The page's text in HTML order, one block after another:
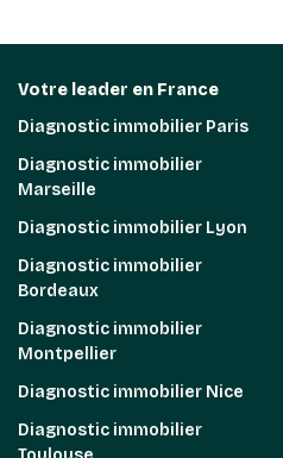
Votre leader en France
Diagnostic immobilier Paris
Diagnostic immobilier
Marseille
Diagnostic immobilier Lyon
Diagnostic immobilier
Bordeaux
Diagnostic immobilier
Montpellier
Diagnostic immobilier Nice
Diagnostic immobilier